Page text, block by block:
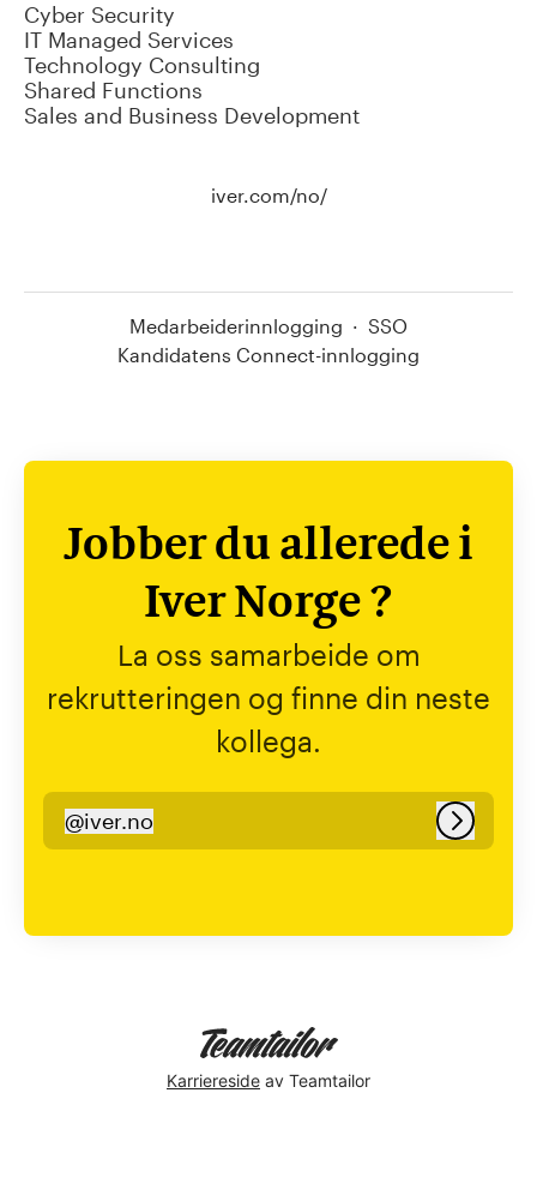
Cyber Security
IT Managed Services
Technology Consulting
Shared Functions
Sales and Business Development
iver.com/no/
Medarbeiderinnlogging · SSO
Kandidatens Connect-innlogging
Jobber du allerede i
Iver Norge ?
La oss samarbeide om
rekrutteringen og finne din neste
kollega.
iver.no
@iver.no Logg
Karriereside av Teamtailor